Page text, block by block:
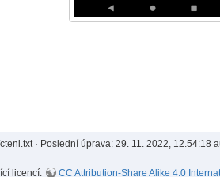
· Poslední úprava:29. 11. 2022, 12.54:18
licencí: CC Attribution-Share Alike 4.0